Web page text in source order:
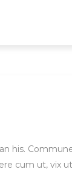
his.
cum ut, vix